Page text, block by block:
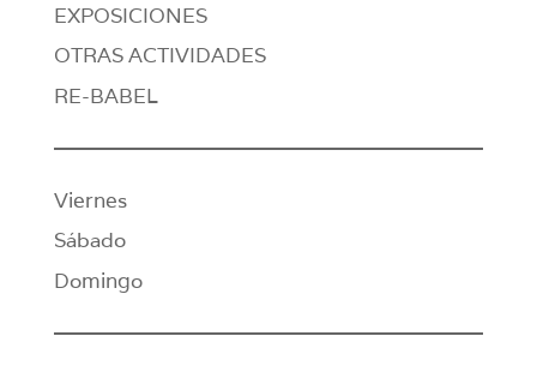
EXPOSICIONES
OTRAS ACTIVIDADES
RE-BABEL
Viernes
Sábado
Domingo